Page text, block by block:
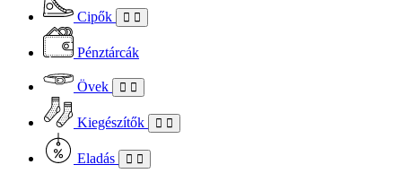
Cipők
Pénztárcák
Övek
Kiegészítők
Eladás